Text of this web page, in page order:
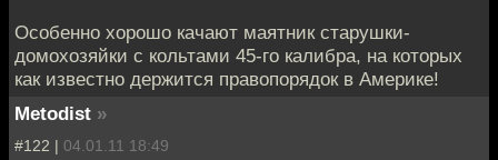
Особенно хорошо качают маятник старушки-
домохозяйки с кольтами 45-го калибра, на которых
как известно держится правопорядок в Америке!
Metodist »
#122 | 04.01.11 18:49